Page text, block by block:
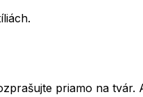
priamo na tvár.